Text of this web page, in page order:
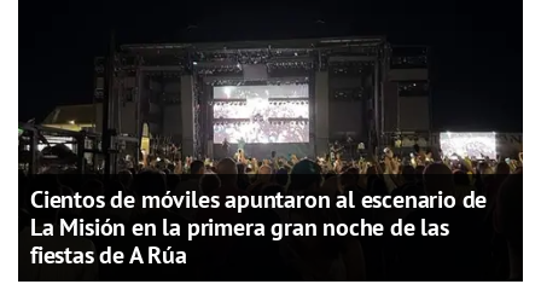
Cientos de móviles apuntaron al escenario de
La Misión en la primera gran noche de las
fiestas de A Rúa